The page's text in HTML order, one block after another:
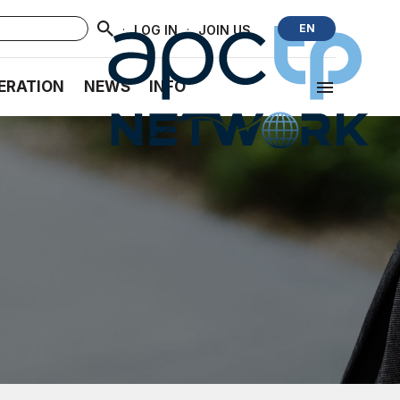
· LOG IN · JOIN US EN
NEWS INFO